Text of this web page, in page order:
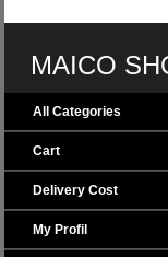
MAICO
All Categories
Cart
Delivery Cost
My Profil